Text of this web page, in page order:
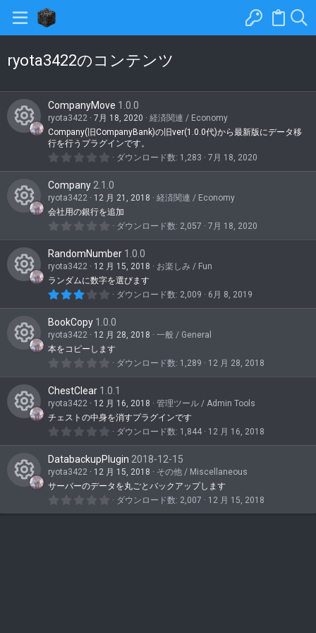
ryota3422のコンテンツ
ン
テ
ン
ア
イ
コ
ン
CompanyMove 1.0.0
ryota3422 7月 18, 2020
経済関連 / Economy
Company(旧CompanyBank)の旧ver(1.0.0代)から最新版にデータ移
行を行うプラグインです。
0
0
つ
星
ダウンロード数 1,283 7月 18, 2020
ン
テ
ン
ツ
ア
イ
ン
Company 2.1.0
ryota3422 12 月 21, 2018
経済関連 / Economy
会社用の銀行を追加
0
0
つ
星
ダウンロード数 2,057 7月 18, 2020
ン
テ
ン
ツ
ア
イ
ン
RandomNumber 1.0.0
ryota3422 12 月 15, 2018
お楽しみ / Fun
ランダムに数字を選びます
3
0
つ
星
ダウンロード数 2,009 6月 8, 2019
ン
テ
ン
ツ
ア
イ
BookCopy 1.0.0
ryota3422 12 月 28, 2018
一般 / General
本をコピーします
0
0
つ
星
ダウンロード数 1,289 12 月 28, 2018
ン
テ
ン
ツ
ChestClear 1.0.1
ryota3422 12 月 16, 2018
管理ツール / Admin Tools
チェストの中身を消すプラグインです
0
0
つ
星
ダウンロード数 1,844 12 月 16, 2018
ン
DatabackupPlugin 2018-12-15
ryota3422 12 月 15, 2018
その他 / Miscellaneous
サーバーのデータを丸ごとバックアップします
0 ダウンロード数 2,007 12 月 15, 2018